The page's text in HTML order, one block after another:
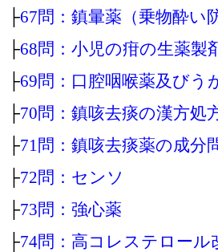
├67問：鎮暈薬（乗物酔い
├68問：小児の疳の生薬製
├69問：口腔咽喉薬及びう
├70問：鎮咳去痰の漢方処
├71問：鎮咳去痰薬の成分
├72問：センソ
├73問：強心薬
├74問：高コレステロール